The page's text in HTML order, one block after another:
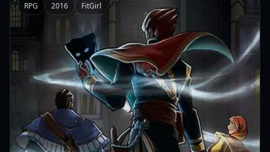
RPG 2016 FitGirl